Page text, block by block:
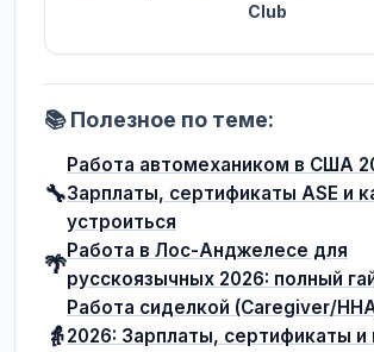
Club
📚 Полезное по теме:
🔧
Работа автомехаником в США
Зарплаты, сертификаты ASE и
устроиться
🌴
Работа в Лос-Анджелесе для
русскоязычных 2026: полный
👵
Работа сиделкой (Caregiver/
2026: Зарплаты, сертификаты и